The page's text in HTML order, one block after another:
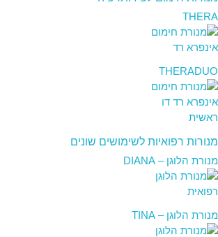
THERA
THERADUO
מנורות רפואיות לשימושים שונים
מנורת הלוגן – DIANA
מנורת הלוגן – TINA